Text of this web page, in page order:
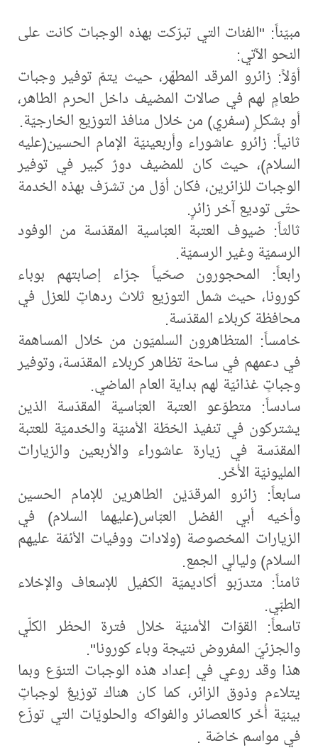
مبيّناً: "الفئات التي تبرّكت بهذه الوجبات كانت على
النحو الآتي:
أوّلاً: زائرو المرقد المطهّر، حيث يتمّ توفير وجبات
طعامٍ لهم في صالات المضيف داخل الحرم الطاهر،
أو بشكلٍ (سفري) من خلال منافذ التوزيع الخارجيّة.
ثانياً: زائرو عاشوراء وأربعينيّة الإمام الحسين(عليه
السلام)، حيث كان للمضيف دورٌ كبير في توفير
الوجبات للزائرين، فكان أوّل من تشرّف بهذه الخدمة
حتّى توديع آخر زائرٍ.
ثالثاً: ضيوف العتبة العبّاسية المقدّسة من الوفود
الرسميّة وغير الرسميّة.
رابعاً: المحجورون صحّياً جرّاء إصابتهم بوباء
كورونا، حيث شمل التوزيع ثلاث ردهاتٍ للعزل في
محافظة كربلاء المقدّسة.
خامساً: المتظاهرون السلميّون من خلال المساهمة
في دعمهم في ساحة تظاهر كربلاء المقدّسة، وتوفير
وجباتٍ غذائيّة لهم بداية العام الماضي.
سادساً: متطوّعو العتبة العبّاسية المقدّسة الذين
يشتركون في تنفيذ الخطّة الأمنيّة والخدميّة للعتبة
المقدّسة في زيارة عاشوراء والأربعين والزيارات
المليونيّة الأُخَر.
سابعاً: زائرو المرقدَيْن الطاهرين للإمام الحسين
وأخيه أبي الفضل العبّاس(عليهما السلام) في
الزيارات المخصوصة (ولادات ووفيات الأئمّة عليهم
السلام) وليالي الجمع.
ثامناً: متدرّبو أكاديميّة الكفيل للإسعاف والإخلاء
الطبّي.
تاسعاً: القوّات الأمنيّة خلال فترة الحظر الكلّي
والجزئيّ المفروض نتيجة وباء كورونا".
هذا وقد روعي في إعداد هذه الوجبات التنوّع وبما
يتلاءم وذوق الزائر، كما كان هناك توزيعٌ لوجباتٍ
بينيّة أُخَر كالعصائر والفواكه والحلويّات التي توزّع
في مواسم خاصّة .